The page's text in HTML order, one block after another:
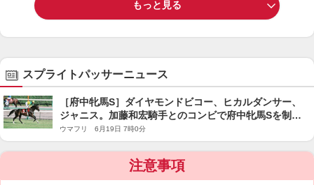
もっと見る
スプライトパッサーニュース
［府中牝馬S］ダイヤモンドビコー、ヒカルダンサー、
ジャニス。加藤和宏騎手とのコンビで府中牝馬Sを制し
た馬たち
ウマフリ 6月19日 7時0分
注意事項